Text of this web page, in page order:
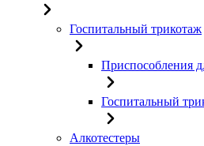
Госпитальный трикотаж
Приспособления
Госпитальный
Алкотестеры